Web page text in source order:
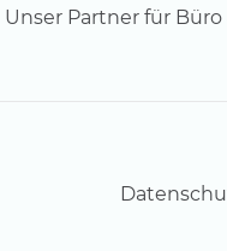
Unser Partner für Büro